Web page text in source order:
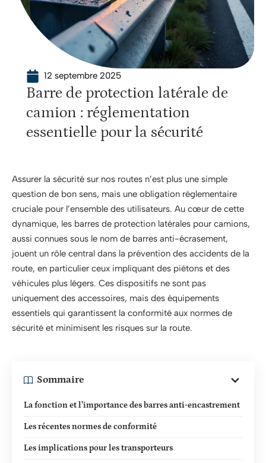
12 septembre 2025
Barre de protection latérale de
camion : réglementation
essentielle pour la sécurité
Assurer la sécurité sur nos routes n’est plus une simple
question de bon sens, mais une obligation réglementaire
cruciale pour l’ensemble des utilisateurs. Au cœur de cette
dynamique, les barres de protection latérales pour camions,
aussi connues sous le nom de barres anti-écrasement,
jouent un rôle central dans la prévention des accidents de la
route, en particulier ceux impliquant des piétons et des
véhicules plus légers. Ces dispositifs ne sont pas
uniquement des accessoires, mais des équipements
essentiels qui garantissent la conformité aux normes de
sécurité et minimisent les risques sur la route.
Sommaire
La fonction et l’importance des barres anti-encastrement
Les récentes normes de conformité
Les implications pour les transporteurs